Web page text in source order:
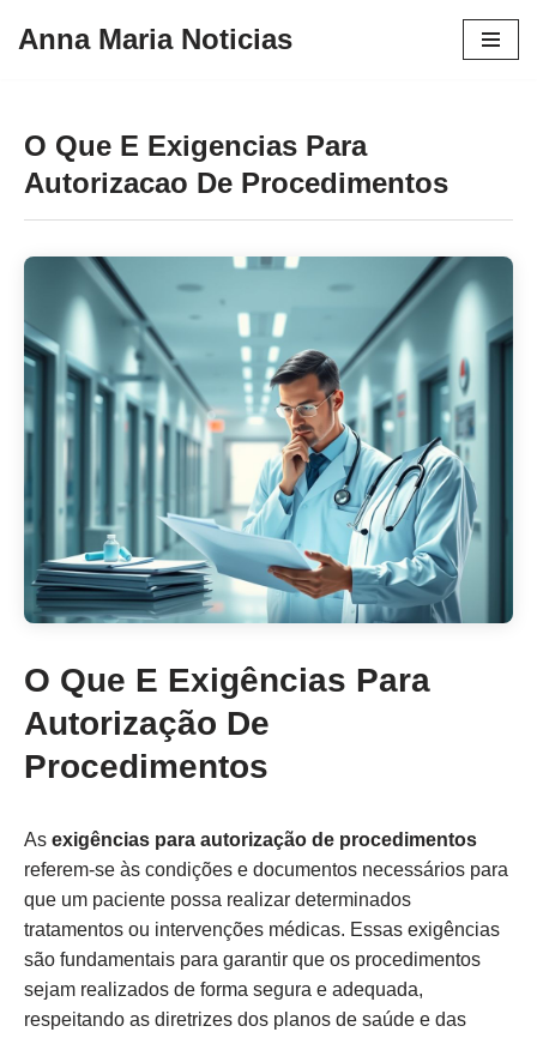
conteúdo
Anna Maria Noticias
O Que E Exigencias Para
Autorizacao De Procedimentos
O Que E Exigências Para
Autorização De
Procedimentos
As exigências para autorização de procedimentos
referem-se às condições e documentos necessários para
que um paciente possa realizar determinados
tratamentos ou intervenções médicas. Essas exigências
são fundamentais para garantir que os procedimentos
sejam realizados de forma segura e adequada,
respeitando as diretrizes dos planos de saúde e das